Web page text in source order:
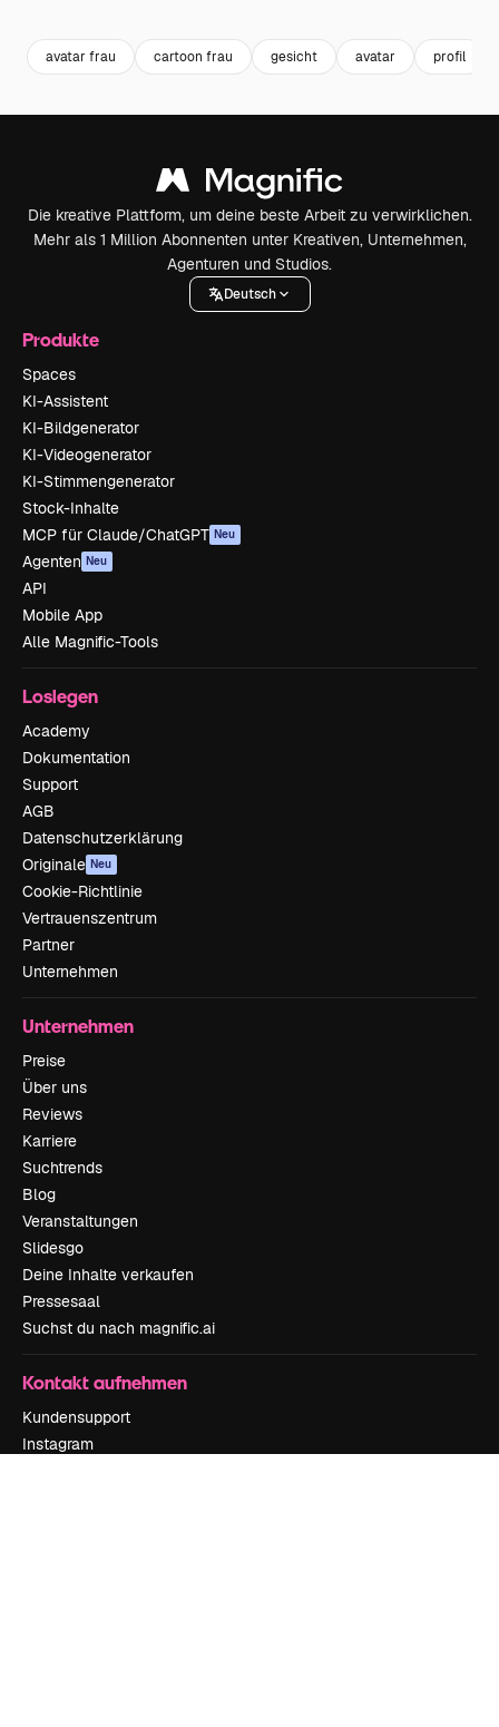
avatar frau cartoon frau gesicht avatar profil
Die kreative Plattform, um deine beste Arbeit zu verwirklichen.
Mehr als 1 Million Abonnenten unter Kreativen, Unternehmen,
Agenturen und Studios.
Deutsch
Produkte
Spaces
KI-Assistent
KI-Bildgenerator
KI-Videogenerator
KI-Stimmengenerator
Stock-Inhalte
MCP für Claude/ChatGPT Neu
Agenten Neu
API
Mobile App
Alle Magnific-Tools
Loslegen
Academy
Dokumentation
Support
AGB
Datenschutzerklärung
Originale Neu
Cookie-Richtlinie
Vertrauenszentrum
Partner
Unternehmen
Unternehmen
Preise
Über uns
Reviews
Karriere
Suchtrends
Blog
Veranstaltungen
Slidesgo
Deine Inhalte verkaufen
Pressesaal
Suchst du nach magnific.ai
Kontakt aufnehmen
Kundensupport
Instagram